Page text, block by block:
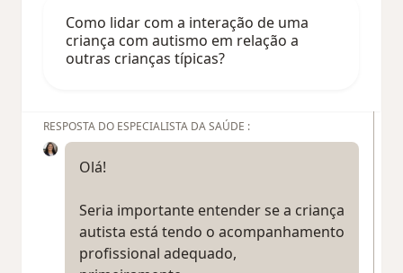
Como lidar com a interação de uma
criança com autismo em relação a
outras crianças típicas?
RESPOSTA DO ESPECIALISTA DA SAÚDE :
Olá!
Seria importante entender se a criança
autista está tendo o acompanhamento
profissional adequado,